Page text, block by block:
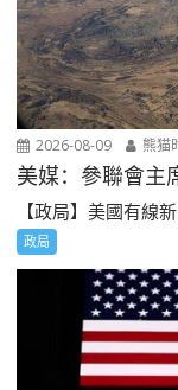
2026-08-09 熊猫
美媒：參聯會主
【政局】美國有線
政局